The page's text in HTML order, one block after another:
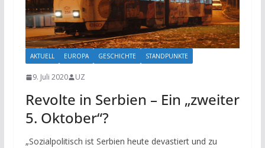
AKTUELL EUROPA GESCHICHTE STANDPUNKTE
9. Juli 2020 UZ
Revolte in Serbien – Ein „zweiter
5. Oktober“?
„Sozialpolitisch ist Serbien heute devastiert und zu